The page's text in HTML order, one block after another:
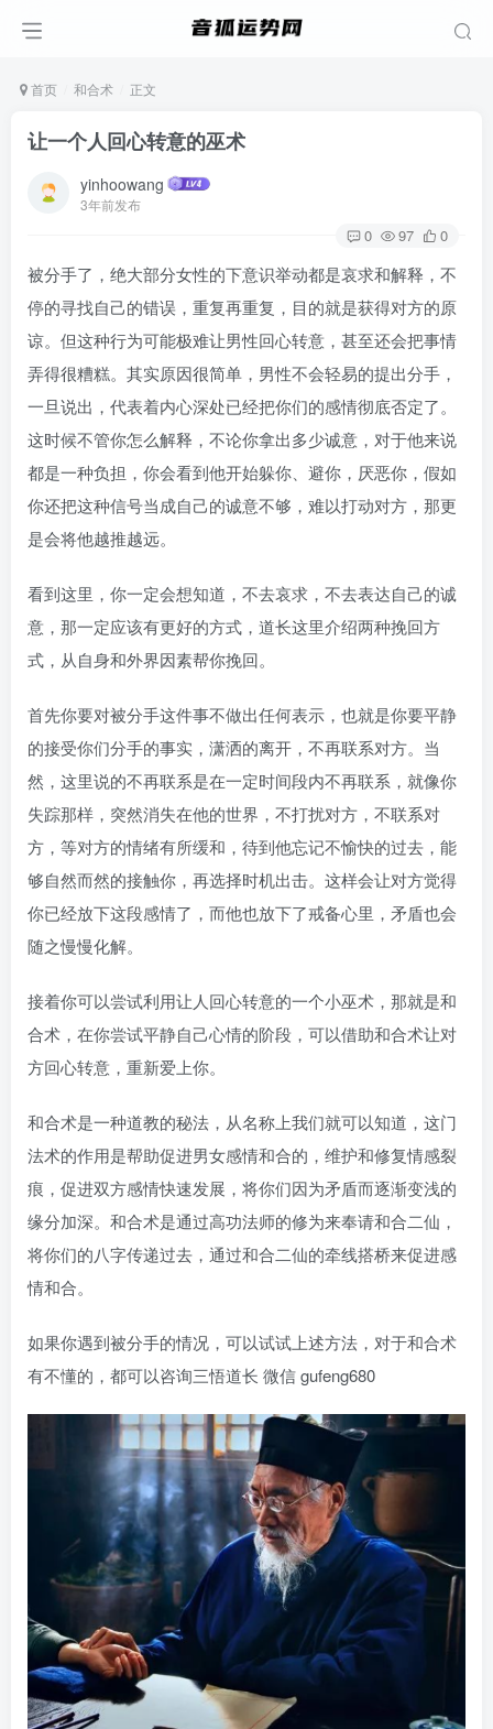
首页 和合术 正文
让一个人回心转意的巫术
yinhoowang
3年前发布
0 97 0
被分手了，绝大部分女性的下意识举动都是哀求和解释，不
停的寻找自己的错误，重复再重复，目的就是获得对方的原
谅。但这种行为可能极难让男性回心转意，甚至还会把事情
弄得很糟糕。其实原因很简单，男性不会轻易的提出分手，
一旦说出，代表着内心深处已经把你们的感情彻底否定了。
这时候不管你怎么解释，不论你拿出多少诚意，对于他来说
都是一种负担，你会看到他开始躲你、避你，厌恶你，假如
你还把这种信号当成自己的诚意不够，难以打动对方，那更
是会将他越推越远。
看到这里，你一定会想知道，不去哀求，不去表达自己的诚
意，那一定应该有更好的方式，道长这里介绍两种挽回方
式，从自身和外界因素帮你挽回。
首先你要对被分手这件事不做出任何表示，也就是你要平静
的接受你们分手的事实，潇洒的离开，不再联系对方。当
然，这里说的不再联系是在一定时间段内不再联系，就像你
失踪那样，突然消失在他的世界，不打扰对方，不联系对
方，等对方的情绪有所缓和，待到他忘记不愉快的过去，能
够自然而然的接触你，再选择时机出击。这样会让对方觉得
你已经放下这段感情了，而他也放下了戒备心里，矛盾也会
随之慢慢化解。
接着你可以尝试利用让人回心转意的一个小巫术，那就是和
合术，在你尝试平静自己心情的阶段，可以借助和合术让对
方回心转意，重新爱上你。
和合术是一种道教的秘法，从名称上我们就可以知道，这门
法术的作用是帮助促进男女感情和合的，维护和修复情感裂
痕，促进双方感情快速发展，将你们因为矛盾而逐渐变浅的
缘分加深。和合术是通过高功法师的修为来奉请和合二仙，
将你们的八字传递过去，通过和合二仙的牵线搭桥来促进感
情和合。
如果你遇到被分手的情况，可以试试上述方法，对于和合术
有不懂的，都可以咨询三悟道长 微信 gufeng680